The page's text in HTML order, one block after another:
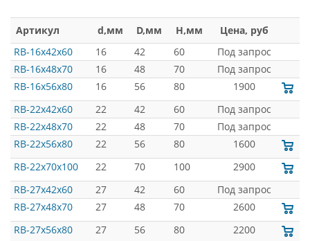
Артикул d,мм D,мм H,мм
Цена, руб
RB-16x42x60
16 42 60
Под запрос
RB-16x48x70
16 48 70
Под запрос
RB-16x56x80
16 56 80
1900
RB-22x42x60
22 42 60
Под запрос
RB-22x48x70
22 48 70
Под запрос
RB-22x56x80
22 56 80
1600
RB-22x70x100
22 70 100
2900
RB-27x42x60
27 42 60
Под запрос
RB-27x48x70
27 48 70
2600
RB-27x56x80
27 56 80
2200